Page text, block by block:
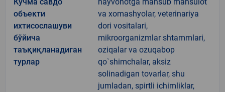
объекти
ихтисослашуви
бўйича
таъқиқланадиган
турлар
va xomashyolar, veterinariya
dori vositalari,
mikroorganizmlar shtammlari,
oziqalar va ozuqabop
qo`shimchalar, aksiz
solinadigan tovarlar, shu
jumladan, spirtli ichimliklar,